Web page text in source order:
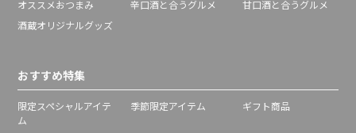
オススメおつまみ 辛口酒と合うグルメ
甘口酒と合うグルメ
酒蔵オリジナルグッズ
おすすめ特集
限定スペシャルアイテ
ム
季節限定アイテム ギフト商品